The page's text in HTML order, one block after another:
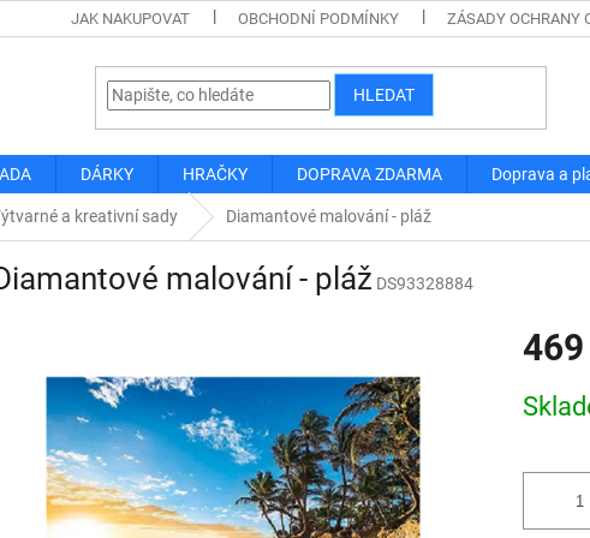
JAK NAKUPOVAT OBCHODNÍ PODMÍNKY ZÁSADY OCHRANY
HLEDAT
DÁRKY HRAČKY DOPRAVA ZDARMA Doprava a
a kreativní sady Diamantové malování - pláž
malování - pláž DS93328884
cena: